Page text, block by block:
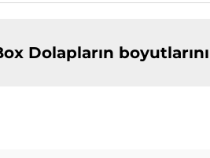
Dolapların